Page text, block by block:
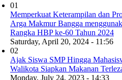
01
Memperkuat Keterampilan dan
Arga Makmur Bangga
Rangka HBP ke-60 Tahun 2024
Saturday, April 20, 2024 - 11:56
02
Ajak Siswa SMP Hingga
Walikota Siapkan Makanan
Monday, July 24, 2023 - 14:33